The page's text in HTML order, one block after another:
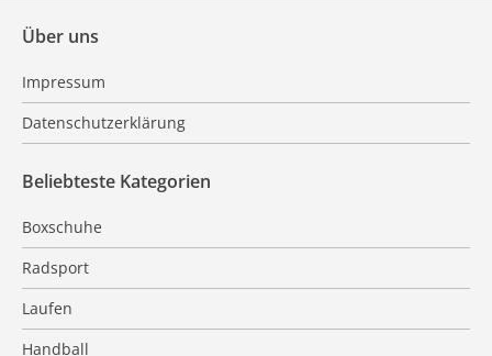
Über uns
Impressum
Datenschutzerklärung
Beliebteste Kategorien
Boxschuhe
Radsport
Laufen
Handball